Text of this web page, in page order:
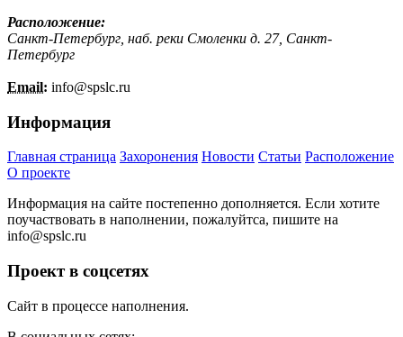
Расположение:
Санкт-Петербург, наб. реки Смоленки д. 27, Санкт-
Петербург
Email: info@spslc.ru
Информация
Главная страница Захоронения Новости Статьи Расположение
О проекте
Информация на сайте постепенно дополняется. Если хотите
поучаствовать в наполнении, пожалуйтса, пишите на
info@spslc.ru
Проект в соцсетях
Сайт в процессе наполнения.